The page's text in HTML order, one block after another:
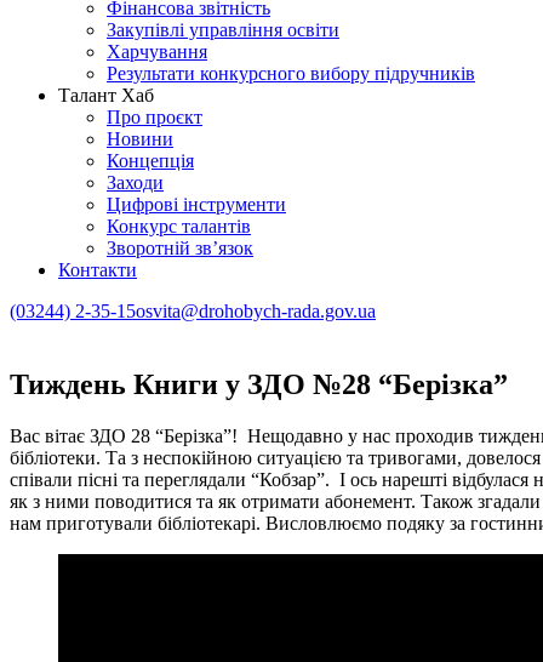
Фінансова звітність
Закупівлі управління освіти
Харчування
Результати конкурсного вибору підручників
Талант Хаб
Про проєкт
Новини
Концепція
Заходи
Цифрові інструменти
Конкурс талантів
Зворотній зв’язок
Контакти
(03244) 2-35-15osvita@drohobych-rada.gov.ua
Тиждень Книги у ЗДО №28 “Берізка”
Вас вітає ЗДО 28 “Берізка”! Нещодавно у нас проходив
бібліотеки. Та з неспокійною ситуацією та тривогами,
співали пісні та переглядали “Кобзар”. І ось нарешті
як з ними поводитися та як отримати абонемент. Також згадали
нам приготували бібліотекарі. Висловлюємо подяку за